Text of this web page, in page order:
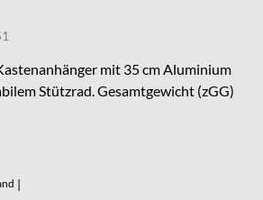
mit 35 cm Aluminium
Stützrad. Gesamtgewicht (zGG)
|